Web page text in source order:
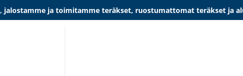
jalostamme ja toimitamme teräkset, ruostumattomat teräkset ja